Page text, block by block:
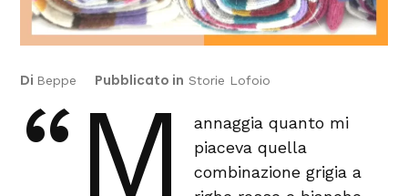
Di Beppe Pubblicato in Storie Lofoio
“M
annaggia quanto mi
piaceva quella
combinazione grigia a